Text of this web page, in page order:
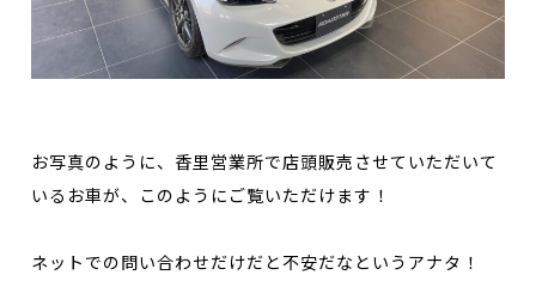
お写真のように、香里営業所で店頭販売させていただいて
いるお車が、このようにご覧いただけます！
ネットでの問い合わせだけだと不安だなというアナタ！